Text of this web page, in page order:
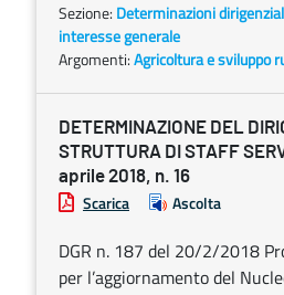
Sezione: Determinazioni
interesse generale
Argomenti:Agricoltura e sviluppo
DETERMINAZIONE DEL
STRUTTURA DI STAFF
aprile 2018, n. 16
Scarica Ascolta
DGR n. 187 del 20/2/2018
per l’aggiornamento del